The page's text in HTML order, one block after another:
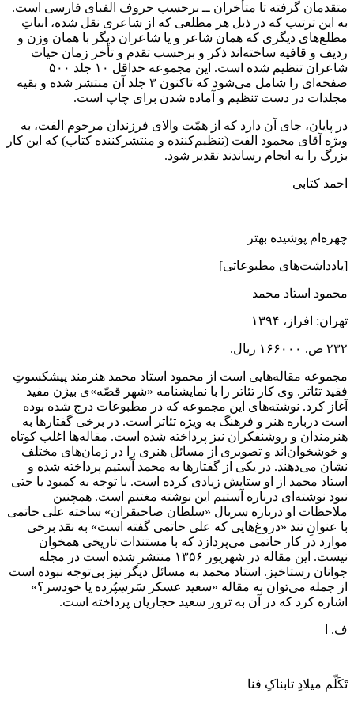
متقدمان گرفته تا متأخران ــ برحسب حروف الفبای فارسی است.
به این ترتیب که در ذیل هر مطلعی که از شاعری نقل شده، ابیاتِ
مطلع‌های دیگری که همان شاعر و یا شاعران دیگر با همان وزن و
ردیف و قافیه ساخته‌اند ذکر و برحسب تقدم و تأخر زمان حیات
شاعران تنظیم شده است. این مجموعه حداقل ۱۰ جلد ۵۰۰
صفحه‌ای را شامل می‌شود که تاکنون ۳ جلد آن منتشر شده و بقیه
مجلدات در د‌ست تنظیم و آماده شدن برای چاپ است.
در پایان، جای آن دارد که از همّت والای فرزندان مرحوم الفت، به
ویژه آقای محمود الفت (تنظیم‌کننده و منتشر‌کننده کتاب) که این کار
بزرگ را به انجام رساندند تقدیر شود.
احمد کتابی
چهره‌ام پوشیده بهتر
[یادداشت‌های مطبوعاتی]
محمود استاد محمد
تهران: افراز، ۱۳۹۴
۲۳۲ ص. ۱۶۶۰۰۰ ریال.
مجموعه مقاله‌هایی است از محمود استاد محمد هنرمند پیشکسوتِ
فقید تئاتر. وی کار تئاتر را با نمایشنامه «شهر قصّه»ی بیژن مفید
آغاز کرد. نوشته‌های این مجموعه که در مطبوعات درج شده بوده
است درباره‌ هنر و فرهنگ به ویژه تئاتر است. در برخی گفتارها به
هنرمندان و روشنفکران نیز پرداخته شده است. مقاله‌ها اغلب کوتاه
و خوشخوان‌اند و تصویری از مسائل هنری را در زمان‌های مختلف
نشان می‌دهند. در یکی از گفتارها به محمد آستیم پرداخته شده و
استاد محمد از او ستایش زیادی کرده است. با توجه به کمبود یا حتی
نبود نوشته‌ای درباره آستیم این نوشته مغتنم است. همچنین
ملاحظات او درباره سریال «سلطان صاحبقران» ساخته علی حاتمی
با عنوانِ تند «دروغ‌هایی که علی حاتمی گفته است» به نقد برخی
موارد در کار حاتمی می‌پردازد که با مستندات تاریخی همخوان
نیست. این مقاله در شهریور ۱۳۵۶ منتشر شده است در مجله
جوانان رستاخیز. استاد محمد به مسائل دیگر نیز بی‌توجه نبوده است
از جمله می‌توان به مقاله «سعید عسکر سَرسِپُرده یا خودسر؟»
اشاره کرد که در آن به ترور سعید حجاریان پرداخته است.
ف. ا
تَکَلّم میلادِ تابناکِ فنا